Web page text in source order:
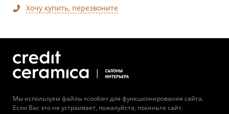
Хочу купить, перезвоните
Мы используем файлы «cookie» для функционирования сайта.
Если Вас это не устраивает, пожалуйста, покиньте сайт.